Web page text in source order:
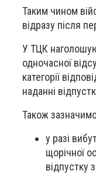
Таким чином
відразу після
У ТЦК
одночасної
категорії
наданні
Також
у разі
щорічної
відпустку